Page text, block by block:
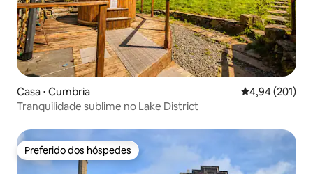
Casa ⋅ Cumbria 4,94 de uma
4,94 (201)
Tranquilidade sublime no Lake District
Preferido dos hóspedes
Preferido dos hóspedes